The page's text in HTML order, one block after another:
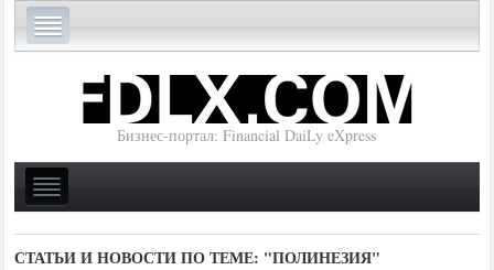
Бизнес-портал: Financial DaiLy eXpress
СТАТЬИ И НОВОСТИ ПО ТЕМЕ: "ПОЛИНЕЗИЯ"